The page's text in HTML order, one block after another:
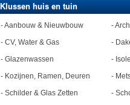
Klussen huis en tuin
-Aanbouw & Nieuwbouw -
- CV, Water & Gas -
- Glazenwassen -
- Kozijnen, Ramen, Deuren -
- Schilder & Glas Zetten -